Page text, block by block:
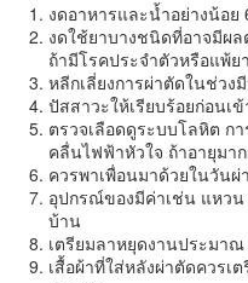
งดอาหารและน้ำอย่างน้อย
งดใช้ยาบางชนิดที่อาจมีผ
ถ้ามีโรคประจำตัวหรือแพ้ย
หลีกเลี่ยงการผ่าตัดในช่วง
ปัสสาวะให้เรียบร้อยก่อนเ
ตรวจเลือดดูระบบโลหิต ก
คลื่นไฟฟ้าหัวใจ ถ้าอายุมา
ควรพาเพื่อนมาด้วยในวันผ่
อุปกรณ์ของมีค่าเช่น แหวน
บ้าน
เตรียมลาหยุดงานประมา
เสื้อผ้าที่ใส่หลังผ่าตัดควรเ